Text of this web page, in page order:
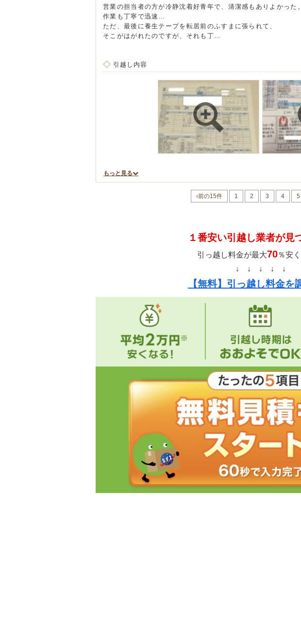
営業の担当者の方が冷静沈着好青年で、清潔感もありよかった。
作業も丁寧で迅速…
ただ、最後に養生テープを転居前のふすまに張られて、
そこがはがれたのですが、それも丁…
引越し内容
もっと見る
‹前の15件 1 2 3 4 5
１番安い引越し業者が見
引っ越し料金が最大70％安
↓ ↓ ↓ ↓ ↓
【無料】引っ越し料金